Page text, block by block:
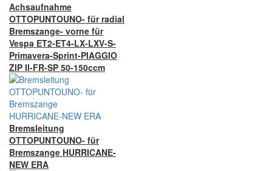
Achsaufnahme
OTTOPUNTOUNO- für radial
Bremszange- vorne für
Vespa ET2-ET4-LX-LXV-S-
Primavera-Sprint-PIAGGIO
ZIP II-FR-SP 50-150ccm
Bremsleitung
OTTOPUNTOUNO- für
Bremszange HURRICANE-
NEW ERA